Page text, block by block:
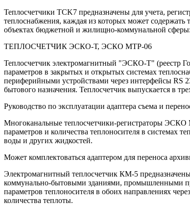
Теплосчетчики TCK7 предназначены для учета,
теплоснабжения, каждая из которых может
объектах бюджетной и жилищно-коммунальной
ТЕПЛОСЧЕТЧИК ЭСКО-Т, ЭСКО МТР-06
Теплосчетчик электромагнитный "ЭСКО-Т" (реестр
параметров в закрытых и открытых системах
периферийными устройствами через интерфейсы RS
бытового назначения. Теплосчетчик выпускается
Руководство по эксплуатации адаптера съема и
Многоканальные теплосчетчики-регистраторы ЭСКО
параметров и количества теплоносителя в системах
воды и других жидкостей.
Может комплектоваться адаптером для переноса
Электромагнитный теплосчетчик КМ-5
коммунально-бытовыми зданиями, промышленными
параметров теплоносителя в обоих направлениях
количества теплоты.